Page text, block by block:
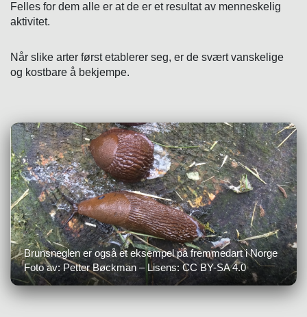
Felles for dem alle er at de er et resultat av menneskelig
aktivitet.
Når slike arter først etablerer seg, er de svært vanskelige
og kostbare å bekjempe.
Brunsneglen er også et eksempel på fremmedart i Norge
Foto av: Petter Bøckman – Lisens: CC BY-SA 4.0